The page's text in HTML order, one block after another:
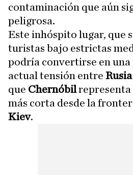
contaminación que aún
peligrosa.
Este inhóspito lugar, que
turistas bajo estrictas
podría convertirse en una
actual tensión entre Rusia
que Chernóbilrepresenta
más corta desde la
Kiev.